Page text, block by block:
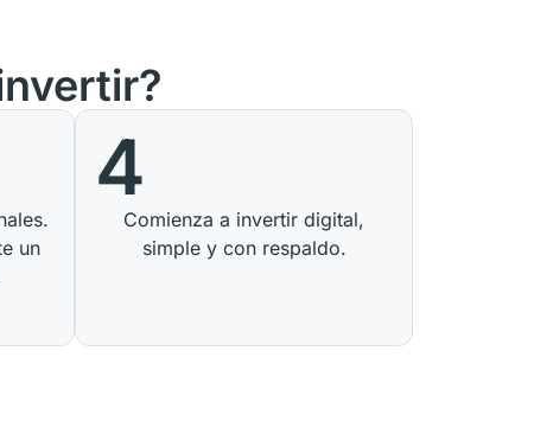
un
4
Comienza a invertir digital,
simple y con respaldo.